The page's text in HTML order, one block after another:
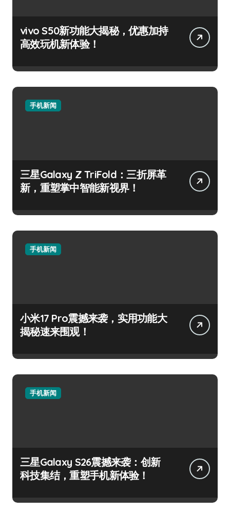
vivo S50新功能大揭秘，优惠加持
高效玩机新体验！
手机新闻
三星Galaxy Z TriFold：三折屏革
新，重塑掌中智能新视界！
手机新闻
小米17 Pro震撼来袭，实用功能大
揭秘速来围观！
手机新闻
三星Galaxy S26震撼来袭：创新
科技集结，重塑手机新体验！